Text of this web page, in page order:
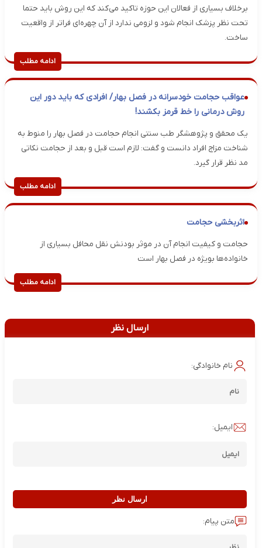
برخلاف بسیاری از فعالان این حوزه تاکید می‌کند که این روش باید حتما
تحت نظر پزشک انجام شود و لزومی ندارد از آن چهره‌ای فراتر از واقعیت
ساخت.
ادامه مطلب
عواقب حجامت خودسرانه در فصل بهار/ افرادی که باید دور این
روش درمانی را خط قرمز بکشند!
یک محقق و پژوهشگر طب سنتی انجام حجامت در فصل بهار را منوط به
شناخت مزاج افراد دانست و گفت: لازم است قبل و بعد از حجامت نکاتی
مد نظر قرار گیرد.
ادامه مطلب
اثربخشی حجامت
حجامت و کیفیت انجام آن در موثر بودنش نقل محافل بسیاری از
خانواده‌ها بویژه در فصل بهار است
ادامه مطلب
ارسال نظر
نام خانوادگی:
ایمیل:
ارسال نظر
متن پیام: